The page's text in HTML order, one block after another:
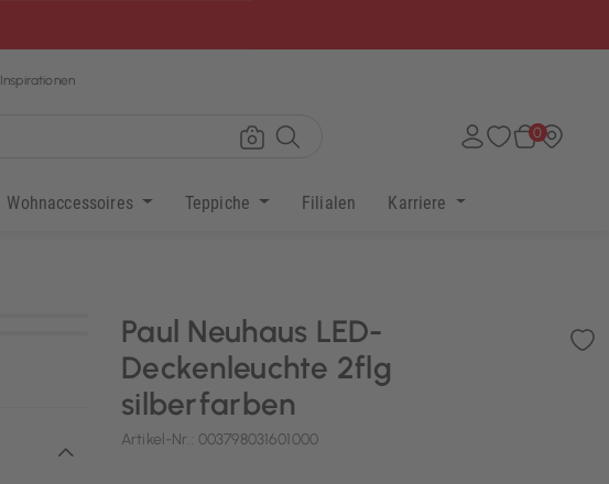
Inspirationen
0
Wohnaccessoires Teppiche Filialen Karriere
Paul Neuhaus LED-
Deckenleuchte 2flg
silberfarben
Artikel-Nr.: 003798031601000